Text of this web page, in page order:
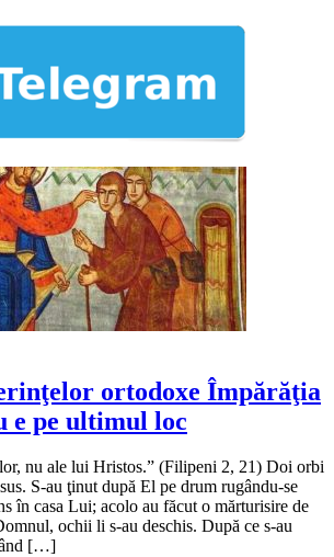
ortodoxe Împărăţia
e pe ultimul loc
nu ale lui Hristos.” (Filipeni 2, 21) Doi orbi
S-au ţinut după El pe drum rugându-se
în casa Lui; acolo au făcut o mărturisire de
ochii li s-au deschis. După ce s-au
[…]